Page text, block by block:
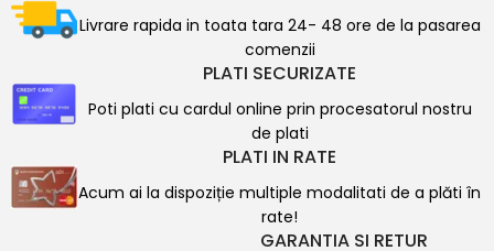
Livrare rapida in toata tara 24- 48 ore de la pasarea
comenzii
PLATI SECURIZATE
Poti plati cu cardul online prin procesatorul nostru
de plati
PLATI IN RATE
Acum ai la dispoziție multiple modalitati de a plăti în
rate!
GARANTIA SI RETUR